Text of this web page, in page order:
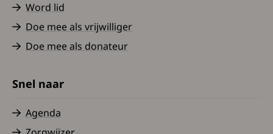
Word lid
Doe mee als vrijwilliger
Doe mee als donateur
Snel naar
Agenda